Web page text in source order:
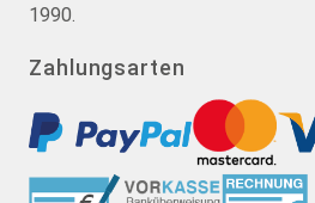
1990.
Zahlungsarten